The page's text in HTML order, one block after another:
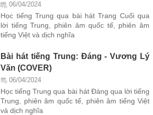
06/04/2024
Học tiếng Trung qua bài hát Trang Cuối qua
lời tiếng Trung, phiên âm quốc tế, phiên âm
tiếng Việt và dịch nghĩa
Bài hát tiếng Trung: Đáng - Vương Lý
Văn (COVER)
06/04/2024
Học tiếng Trung qua bài hát Đáng qua lời tiếng
Trung, phiên âm quốc tế, phiên âm tiếng Việt
và dịch nghĩa